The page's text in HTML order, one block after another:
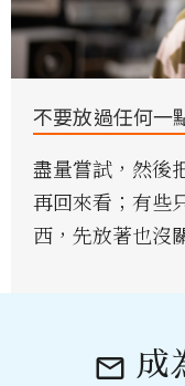
不要放過任何一
盡量嘗試，然後
再回來看；有些
西，先放著也沒
 成